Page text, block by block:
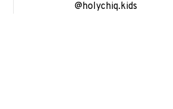
@holychiq.kids